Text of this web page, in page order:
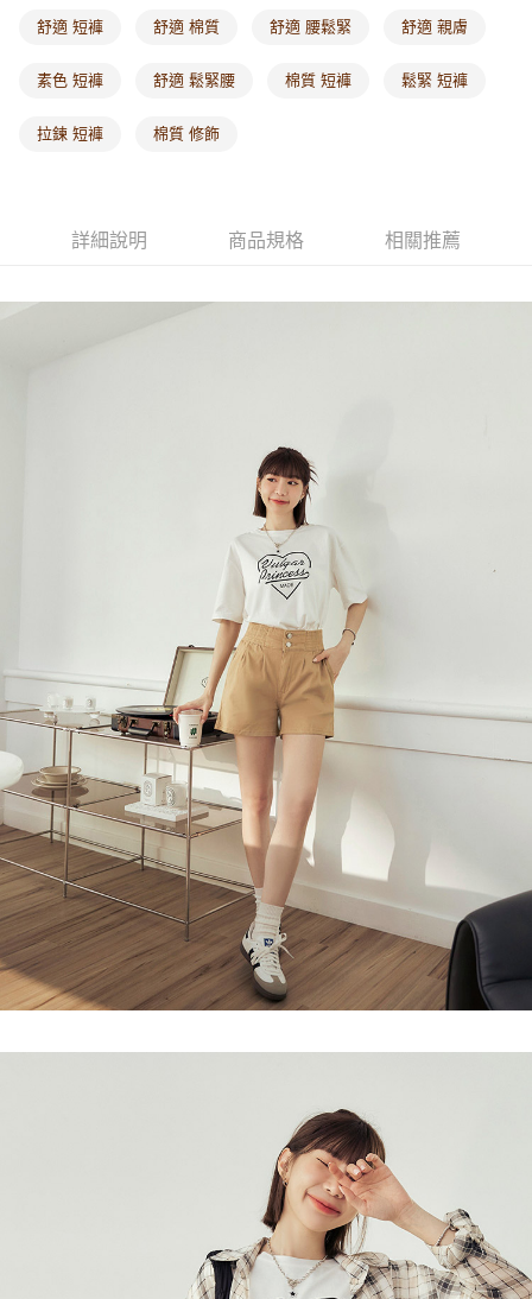
海外配送-歐美地區 查看運費
舒適 短褲 舒適 棉質 舒適 腰鬆緊 舒適 親膚
素色 短褲 舒適 鬆緊腰 棉質 短褲 鬆緊 短褲
拉鍊 短褲 棉質 修飾
詳細說明 商品規格 相關推薦